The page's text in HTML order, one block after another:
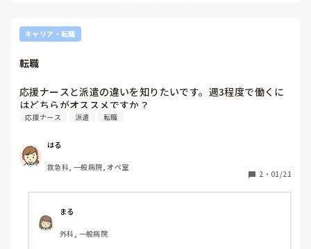
キャリア・転職
転職
応援ナースと派遣の違いを知りたいです。週3程度で働くに
はどちらがオススメですか？
応援ナース 派遣 転職
はる
救急科, 一般病院, オペ室
2 ・ 01/21
まる
外科, 一般病院